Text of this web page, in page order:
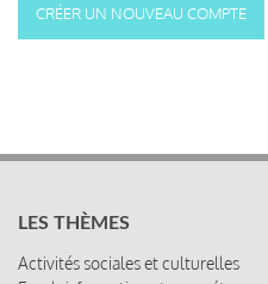
LES THÈMES
Activités sociales et culturelles